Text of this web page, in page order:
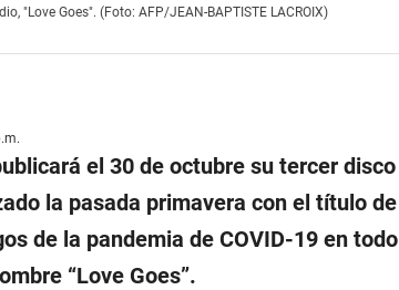
"Love Goes". (Foto: AFP/JEAN-BAPTISTE LACROIX)
el 30 de octubre su tercer
la pasada primavera con el título de
de la pandemia de COVID-19 en
“Love Goes”.